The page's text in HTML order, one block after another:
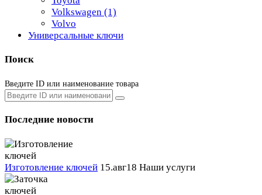
Volkswagen (1)
Volvo
Универсальные ключи
Поиск
Введите ID или наименование товара
Последние новости
Изготовление ключей 15.авг18 Наши услуги